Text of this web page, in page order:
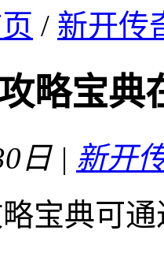
/ 新开传
略宝典
日 | 新开
宝典可